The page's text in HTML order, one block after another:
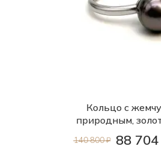
Кольцо с
природным,
140 800 ₽ 88